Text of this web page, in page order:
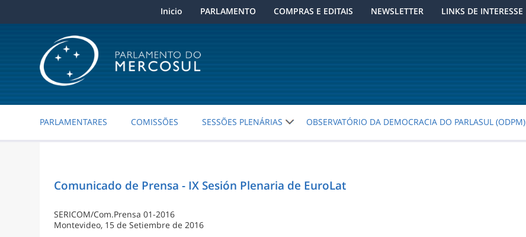
Inicio PARLAMENTO COMPRAS E EDITAIS NEWSLETTER LINKS DE INTERESSE
PARLAMENTARES COMISSÕES SESSÕES PLENÁRIAS OBSERVATÓRIO DA DEMOCRACIA DO PARLASUL (ODPM)
Comunicado de Prensa - IX Sesión Plenaria de EuroLat
SERICOM/Com.Prensa 01-2016
Montevideo, 15 de Setiembre de 2016